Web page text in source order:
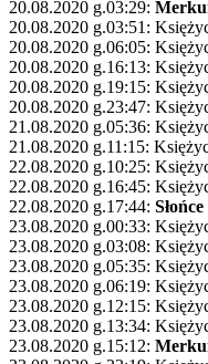
20.08.2020 g.03:29:
20.08.2020 g.03:51:
20.08.2020 g.06:05:
20.08.2020 g.16:13:
20.08.2020 g.19:15:
20.08.2020 g.23:47:
21.08.2020 g.05:36:
21.08.2020 g.11:15:
22.08.2020 g.10:25:
22.08.2020 g.16:45:
22.08.2020 g.17:44: Słońce
23.08.2020 g.00:33:
23.08.2020 g.03:08:
23.08.2020 g.05:35:
23.08.2020 g.06:19:
23.08.2020 g.12:15:
23.08.2020 g.13:34:
23.08.2020 g.15:12: